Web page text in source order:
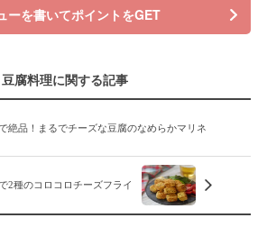
ーを書いてポイントをGET
豆腐料理に関する記事
絶品！まるでチーズな豆腐のなめらかマリネ
2種のコロコロチーズフライ